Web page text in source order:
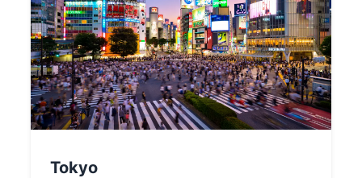
Tokyo